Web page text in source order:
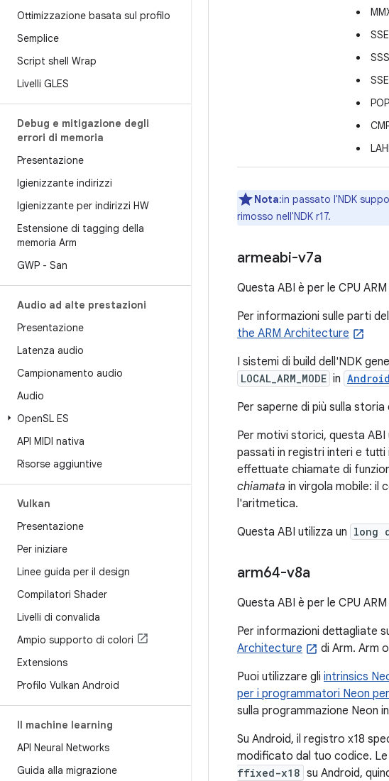
Ottimizzazione basata sul profilo
Semplice
Script shell Wrap
Livelli GLES
Debug e mitigazione degli
errori di memoria
Presentazione
Igienizzante indirizzi
Igienizzante per indirizzi HW
Estensione di tagging della
memoria Arm
GWP - San
Audio ad alte prestazioni
Presentazione
Latenza audio
Campionamento audio
Audio
OpenSL ES
API MIDI nativa
Risorse aggiuntive
Vulkan
Presentazione
Per iniziare
Linee guida per il design
Compilatori Shader
Livelli di convalida
Ampio supporto di colori
Extensions
Profilo Vulkan Android
Il machine learning
API Neural Networks
Guida alla migrazione
Nota:in passato l'NDK
rimosso nell'NDK r17.
armeabi-v7a
Questa ABI è per le CPU
Per informazioni sulle parti
the ARM Architecture
I sistemi di build dell'NDK
LOCAL_ARM_MODE in
Per saperne di più sulla
Per motivi storici, questa ABI
passati in registri interi e tutti
effettuate chiamate di
chiamata in virgola mobile: il
l'aritmetica.
Questa ABI utilizza un long
arm64-v8a
Questa ABI è per le CPU
Per informazioni dettagliate
Architecture
di Arm. Arm
Puoi utilizzare gli intrinsics
per i programmatori Neon
sulla programmazione Neon
Su Android, il registro x18
modificato dal tuo codice. Le
ffixed-x18 su Android,